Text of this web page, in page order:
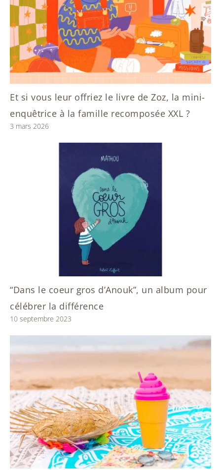
Et si vous leur offriez le livre de Zoz, la mini-
enquêtrice à la famille recomposée XXL ?
3 mars 2026
“Dans le coeur gros d’Anouk”, un album pour
célébrer la différence
10 septembre 2023